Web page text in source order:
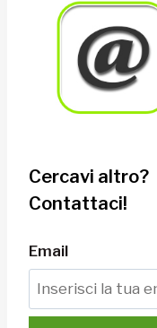
Cercavi altro?
Contattaci!
Email